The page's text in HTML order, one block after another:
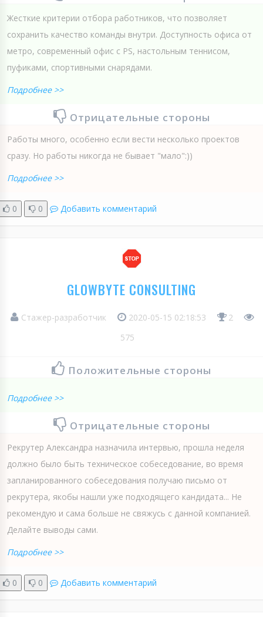
Жесткие критерии отбора работников, что позволяет
сохранить качество команды внутри. Доступность офиса от
метро, современный офис с PS, настольным теннисом,
пуфиками, спортивными снарядами.
Подробнее >>
Отрицательные стороны
Работы много, особенно если вести несколько проектов
сразу. Но работы никогда не бывает "мало":))
Подробнее >>
0 0 Добавить комментарий
GLOWBYTE CONSULTING
Стажер-разработчик 2020-05-15 02:18:53
2
575
Положительные стороны
Подробнее >>
Отрицательные стороны
Рекрутер Александра назначила интервью, прошла неделя
должно было быть техническое собеседование, во время
запланированного собеседования получаю письмо от
рекрутера, якобы нашли уже подходящего кандидата... Не
рекомендую и сама больше не свяжусь с данной компанией.
Делайте выводы сами.
Подробнее >>
0 0 Добавить комментарий